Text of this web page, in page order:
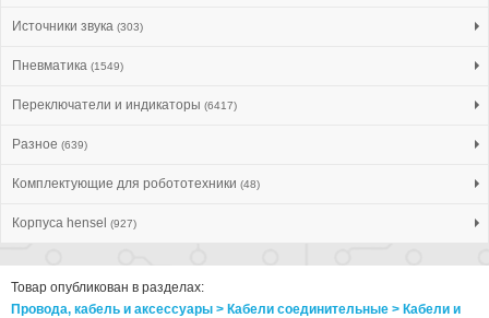
Источники звука (303)
Пневматика (1549)
Переключатели и индикаторы (6417)
Разное (639)
Комплектующие для робототехники (48)
Корпуса hensel (927)
Товар опубликован в разделах:
Провода, кабель и аксессуары > Кабели соединительные > Кабели и